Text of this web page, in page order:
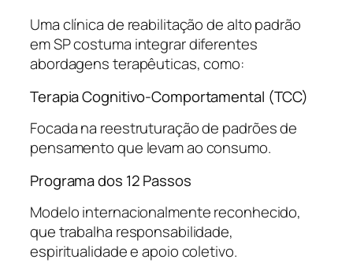
Uma clínica de reabilitação de alto padrão
em SP costuma integrar diferentes
abordagens terapêuticas, como:
Terapia Cognitivo-Comportamental (TCC)
Focada na reestruturação de padrões de
pensamento que levam ao consumo.
Programa dos 12 Passos
Modelo internacionalmente reconhecido,
que trabalha responsabilidade,
espiritualidade e apoio coletivo.